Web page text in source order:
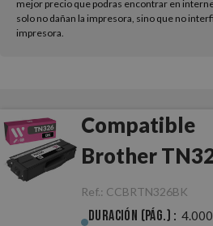
mejor precio que podras encontrar en
solo no dañan la impresora, sino que no
impresora.
Compatible
Brother
Negro
Ref.: CCBRTN326BK
Duración (pág.) :